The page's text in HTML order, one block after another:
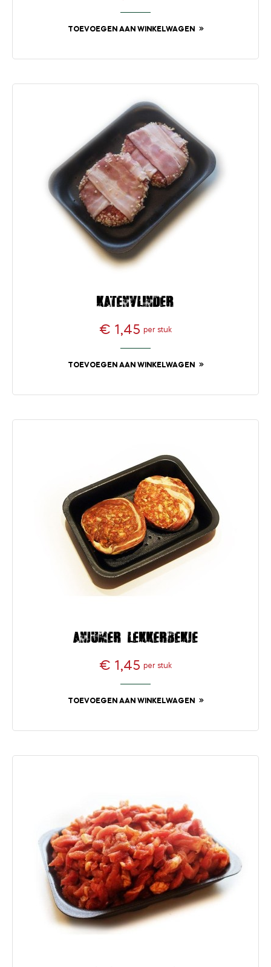
TOEVOEGEN AAN WINKELWAGEN
Katenvlinder
Prijs
€ 1,45 per stuk
TOEVOEGEN AAN WINKELWAGEN
Anjumer lekkerbekje
Prijs
€ 1,45 per stuk
TOEVOEGEN AAN WINKELWAGEN